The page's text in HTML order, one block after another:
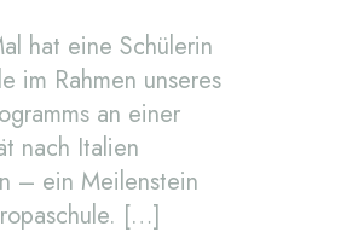
hat eine Schülerin
im Rahmen unseres
an einer
nach Italien
– ein Meilenstein
[…]